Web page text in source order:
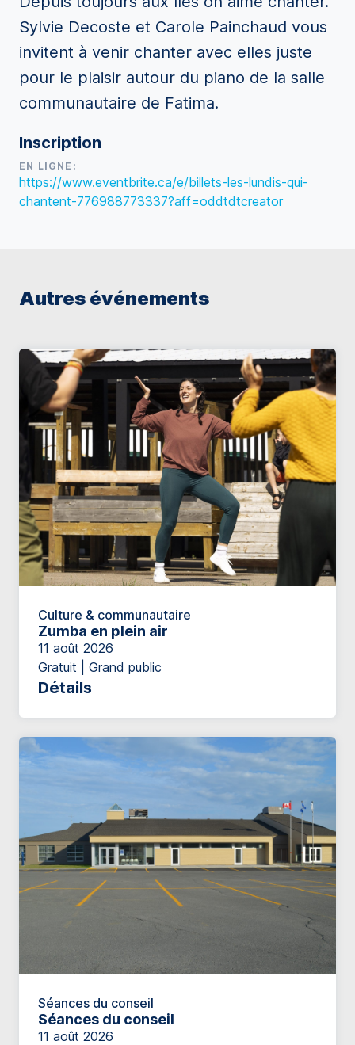
Sylvie Decoste et Carole Painchaud vous
invitent à venir chanter avec elles juste
pour le plaisir autour du piano de la salle
communautaire de Fatima.
Inscription
EN LIGNE:
https://www.eventbrite.ca/e/billets-les-lundis-qui-
chantent-776988773337?aff=oddtdtcreator
Autres événements
Culture & communautaire
Zumba en plein air
11 août 2026
Gratuit | Grand public
Détails
Séances du conseil
Séances du conseil
11 août 2026